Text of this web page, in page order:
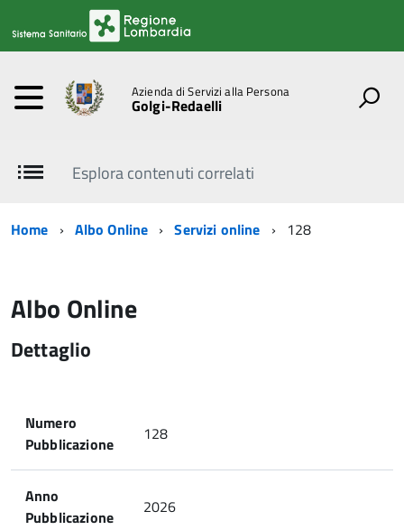
Azienda di Servizi alla Persona
Golgi-Redaelli
Esplora contenuti correlati
Home Albo Online Servizi online 128
Albo Online
Dettaglio
Numero
Pubblicazione
128
Anno
Pubblicazione
2026